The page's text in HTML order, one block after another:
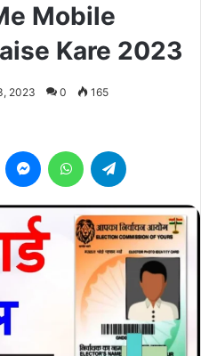
Mobile
Kare 2023
2023 0 165
Skype MessengerWhatsApp